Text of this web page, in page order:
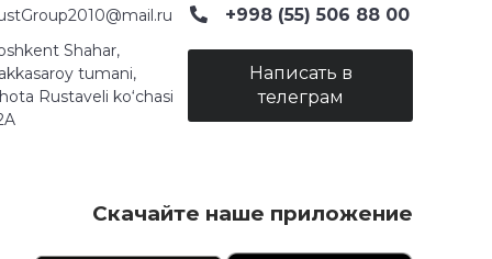
+998 (55) 506 88 00
Shahar,
tumani,
Rustaveli ko‘chasi
Написать в
телеграм
Скачайте наше приложение